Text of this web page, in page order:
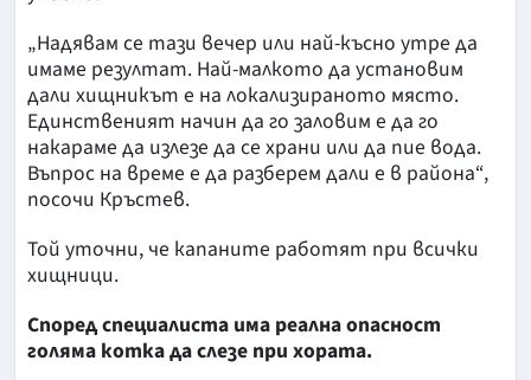
„Надявам се тази вечер или най-късно утре да
имаме резултат. Най-малкото да установим
дали хищникът е на локализираното място.
Единственият начин да го заловим е да го
накараме да излезе да се храни или да пие вода.
Въпрос на време е да разберем дали е в района“,
посочи Кръстев.
Той уточни, че капаните работят при всички
хищници.
Според специалиста има реална опасност
голяма котка да слезе при хората.